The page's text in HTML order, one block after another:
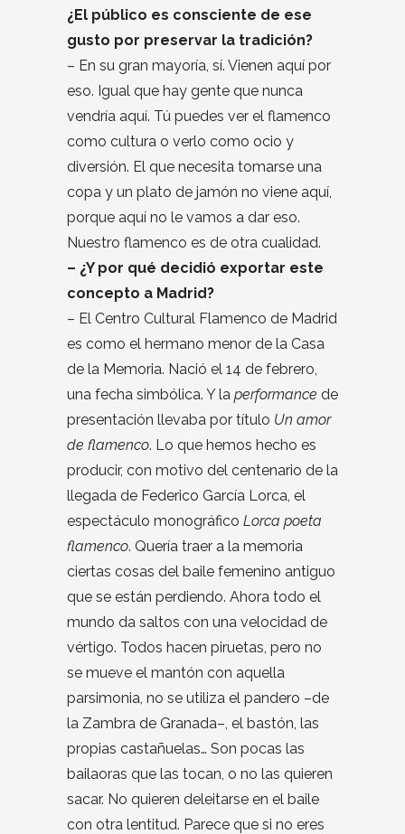
¿El público es consciente de ese
gusto por preservar la tradición?
– En su gran mayoría, sí. Vienen aquí por
eso. Igual que hay gente que nunca
vendría aquí. Tú puedes ver el flamenco
como cultura o verlo como ocio y
diversión. El que necesita tomarse una
copa y un plato de jamón no viene aquí,
porque aquí no le vamos a dar eso.
Nuestro flamenco es de otra cualidad.
– ¿Y por qué decidió exportar este
concepto a Madrid?
– El Centro Cultural Flamenco de Madrid
es como el hermano menor de la Casa
de la Memoria. Nació el 14 de febrero,
una fecha simbólica. Y la performance de
presentación llevaba por título Un amor
de flamenco. Lo que hemos hecho es
producir, con motivo del centenario de la
llegada de Federico García Lorca, el
espectáculo monográfico Lorca poeta
flamenco. Quería traer a la memoria
ciertas cosas del baile femenino antiguo
que se están perdiendo. Ahora todo el
mundo da saltos con una velocidad de
vértigo. Todos hacen piruetas, pero no
se mueve el mantón con aquella
parsimonia, no se utiliza el pandero –de
la Zambra de Granada–, el bastón, las
propias castañuelas… Son pocas las
bailaoras que las tocan, o no las quieren
sacar. No quieren deleitarse en el baile
con otra lentitud. Parece que si no eres